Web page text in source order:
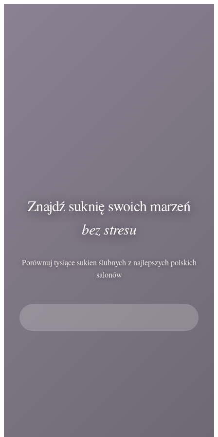
Znajdź suknię swoich marzeń
bez stresu
Porównuj tysiące sukien ślubnych z najlepszych polskich
salonów